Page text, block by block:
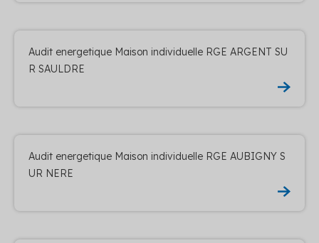
Audit energetique Maison individuelle RGE ARGENT SU
R SAULDRE
Audit energetique Maison individuelle RGE AUBIGNY S
UR NERE